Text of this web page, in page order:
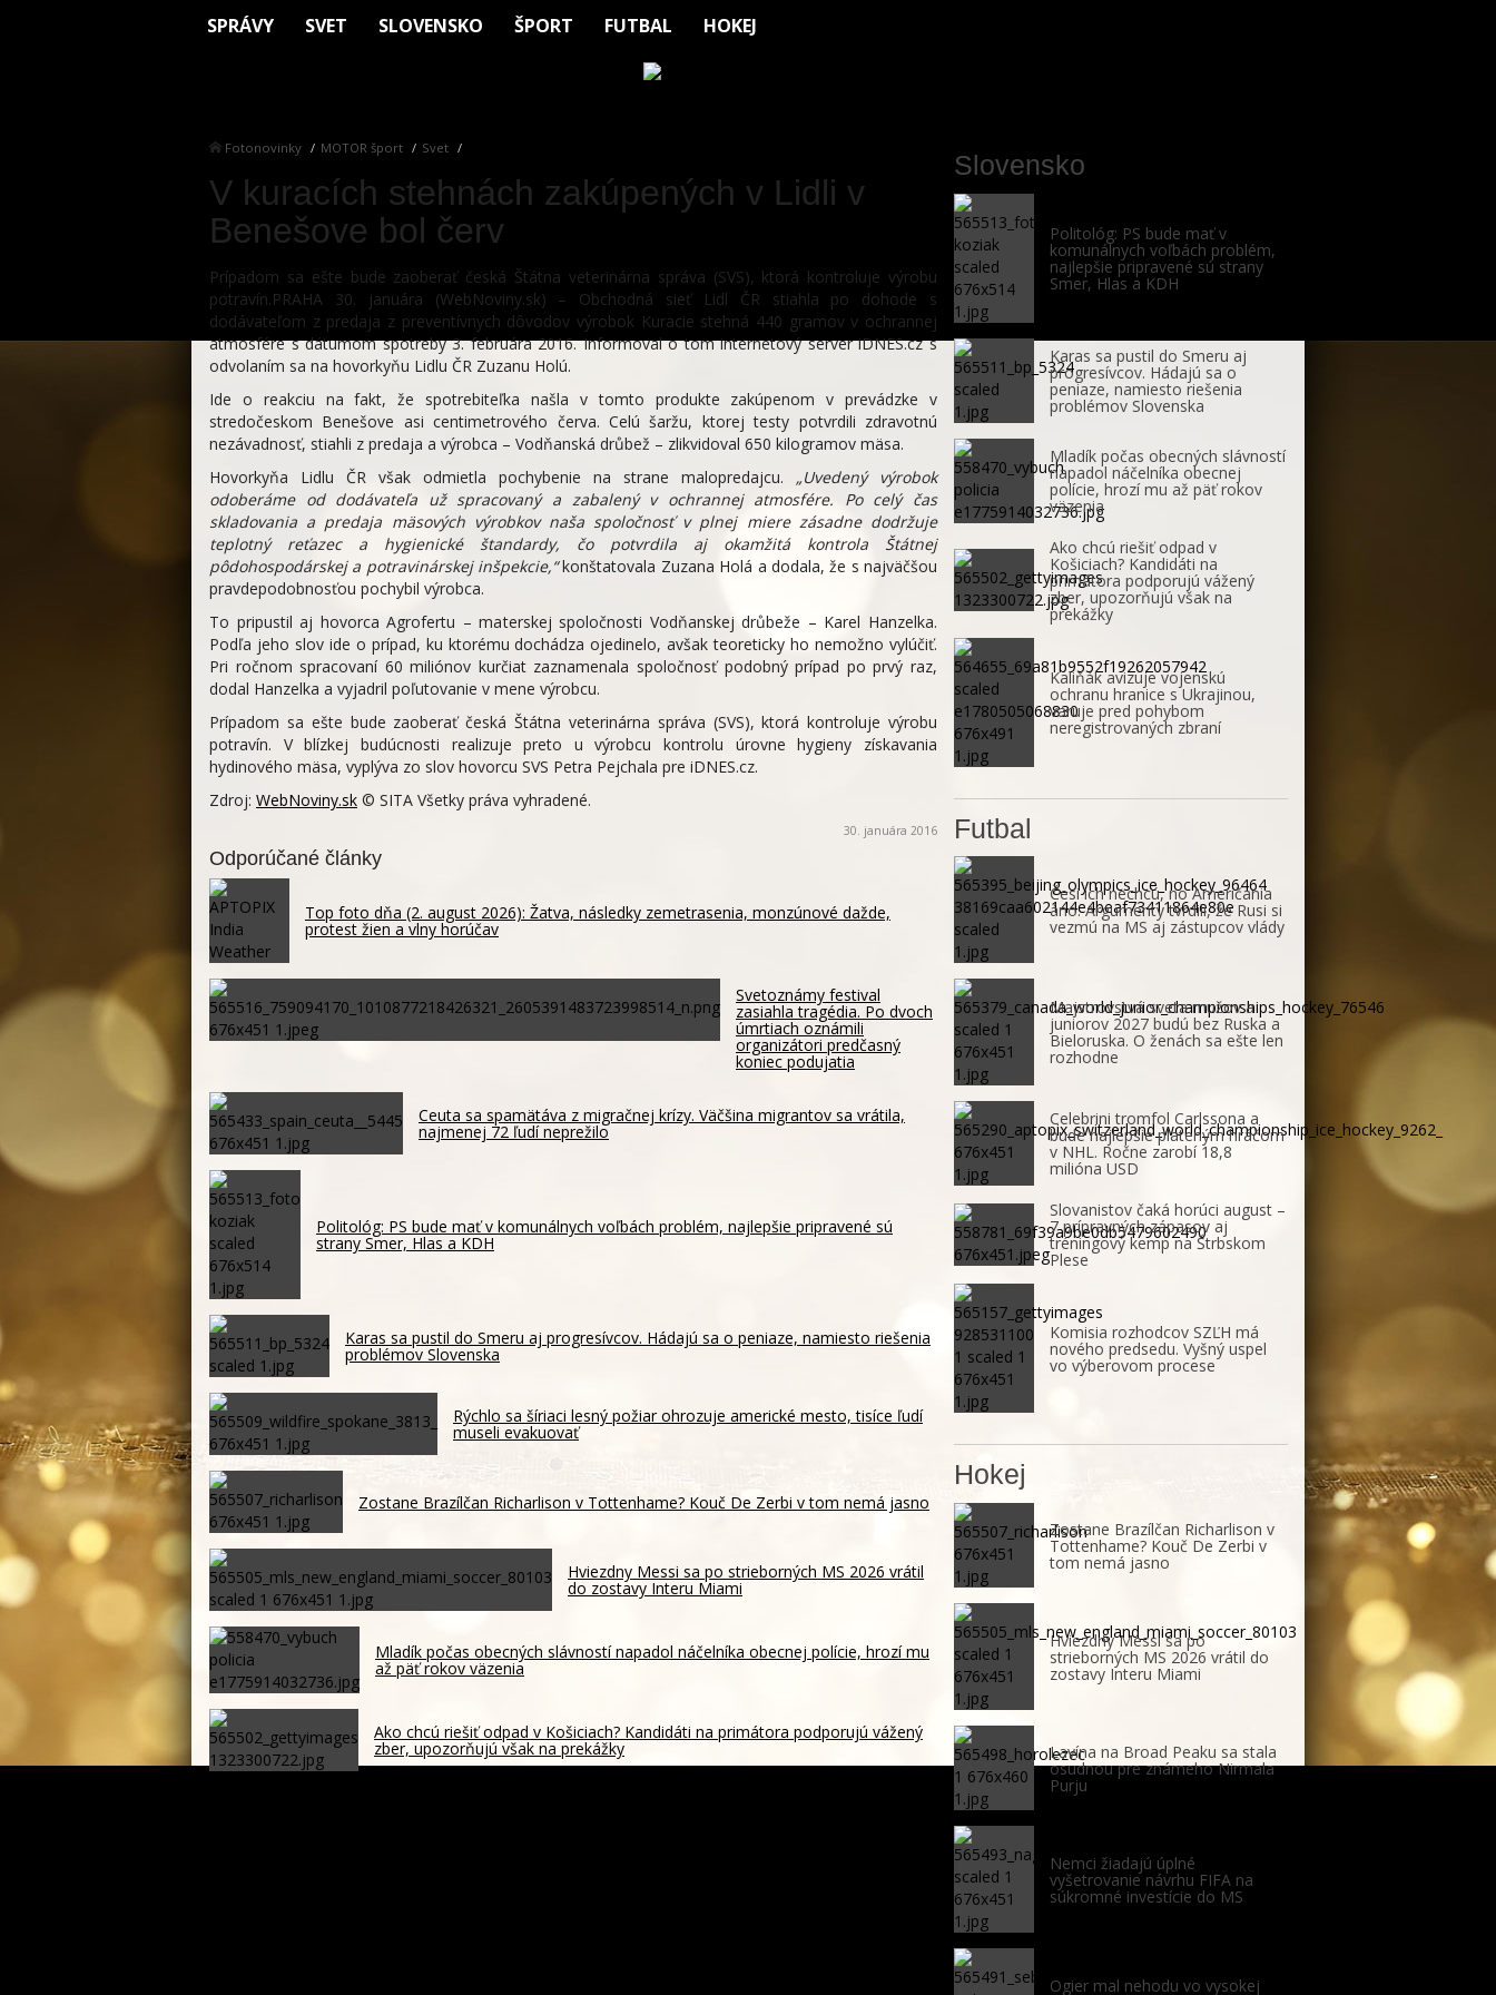
SPRÁVY SVET SLOVENSKO ŠPORT FUTBAL HOKEJ
Fotonovinky MOTOR šport Svet
V kuracích stehnách zakúpených v Lidli v
Benešove bol červ
Prípadom sa ešte bude zaoberať česká Štátna veterinárna správa (SVS), ktorá kontroluje výrobu
potravín.PRAHA 30. januára (WebNoviny.sk) – Obchodná sieť Lidl ČR stiahla po dohode s
dodávateľom z predaja z preventívnych dôvodov výrobok Kuracie stehná 440 gramov v ochrannej
atmosfére s dátumom spotreby 3. februára 2016. Informoval o tom internetový server iDNES.cz s
odvolaním sa na hovorkyňu Lidlu ČR Zuzanu Holú.
Ide o reakciu na fakt, že spotrebiteľka našla v tomto produkte zakúpenom v prevádzke v
stredočeskom Benešove asi centimetrového červa. Celú šaržu, ktorej testy potvrdili zdravotnú
nezávadnosť, stiahli z predaja a výrobca – Vodňanská drůbež – zlikvidoval 650 kilogramov mäsa.
Hovorkyňa Lidlu ČR však odmietla pochybenie na strane malopredajcu. „Uvedený výrobok
odoberáme od dodávateľa už spracovaný a zabalený v ochrannej atmosfére. Po celý čas
skladovania a predaja mäsových výrobkov naša spoločnosť v plnej miere zásadne dodržuje
teplotný reťazec a hygienické štandardy, čo potvrdila aj okamžitá kontrola Štátnej
pôdohospodárskej a potravinárskej inšpekcie,“konštatovala Zuzana Holá a dodala, že s najväčšou
pravdepodobnosťou pochybil výrobca.
To pripustil aj hovorca Agrofertu – materskej spoločnosti Vodňanskej drůbeže – Karel Hanzelka.
Podľa jeho slov ide o prípad, ku ktorému dochádza ojedinelo, avšak teoreticky ho nemožno vylúčiť.
Pri ročnom spracovaní 60 miliónov kurčiat zaznamenala spoločnosť podobný prípad po prvý raz,
dodal Hanzelka a vyjadril poľutovanie v mene výrobcu.
Prípadom sa ešte bude zaoberať česká Štátna veterinárna správa (SVS), ktorá kontroluje výrobu
potravín. V blízkej budúcnosti realizuje preto u výrobcu kontrolu úrovne hygieny získavania
hydinového mäsa, vyplýva zo slov hovorcu SVS Petra Pejchala pre iDNES.cz.
Zdroj: WebNoviny.sk © SITA Všetky práva vyhradené.
30. januára 2016
Odporúčané články
Top foto dňa (2. august 2026): Žatva, následky zemetrasenia, monzúnové dažde,
protest žien a vlny horúčav
Svetoznámy festival
zasiahla tragédia. Po dvoch
úmrtiach oznámili
organizátori predčasný
koniec podujatia
Ceuta sa spamätáva z migračnej krízy. Väčšina migrantov sa vrátila,
najmenej 72 ľudí neprežilo
Politológ: PS bude mať v komunálnych voľbách problém, najlepšie pripravené sú
strany Smer, Hlas a KDH
Karas sa pustil do Smeru aj progresívcov. Hádajú sa o peniaze, namiesto riešenia
problémov Slovenska
Rýchlo sa šíriaci lesný požiar ohrozuje americké mesto, tisíce ľudí
museli evakuovať
Zostane Brazílčan Richarlison v Tottenhame? Kouč De Zerbi v tom nemá jasno
Hviezdny Messi sa po strieborných MS 2026 vrátil
do zostavy Interu Miami
Mladík počas obecných slávností napadol náčelníka obecnej polície, hrozí mu
až päť rokov väzenia
Ako chcú riešiť odpad v Košiciach? Kandidáti na primátora podporujú vážený
zber, upozorňujú však na prekážky
Slovensko
Politológ: PS bude mať v
komunálnych voľbách problém,
najlepšie pripravené sú strany
Smer, Hlas a KDH
Karas sa pustil do Smeru aj
progresívcov. Hádajú sa o
peniaze, namiesto riešenia
problémov Slovenska
Mladík počas obecných slávností
napadol náčelníka obecnej
polície, hrozí mu až päť rokov
väzenia
Ako chcú riešiť odpad v
Košiciach? Kandidáti na
primátora podporujú vážený
zber, upozorňujú však na
prekážky
Kaliňák avizuje vojenskú
ochranu hranice s Ukrajinou,
varuje pred pohybom
neregistrovaných zbraní
Futbal
Česi ich nechcú, no Američania
áno. Argumenty tvrdili, že Rusi si
vezmú na MS aj zástupcov vlády
Majstrovstvá sveta mužov a
juniorov 2027 budú bez Ruska a
Bieloruska. O ženách sa ešte len
rozhodne
Celebrini tromfol Carlssona a
bude najlepšie plateným hráčom
v NHL. Ročne zarobí 18,8
milióna USD
Slovanistov čaká horúci august –
7 prípravných zápasov aj
tréningový kemp na Štrbskom
Plese
Komisia rozhodcov SZĽH má
nového predsedu. Vyšný uspel
vo výberovom procese
Hokej
Zostane Brazílčan Richarlison v
Tottenhame? Kouč De Zerbi v
tom nemá jasno
Hviezdny Messi sa po
strieborných MS 2026 vrátil do
zostavy Interu Miami
Lavína na Broad Peaku sa stala
osudnou pre známeho Nirmala
Purju
Nemci žiadajú úplné
vyšetrovanie návrhu FIFA na
súkromné investície do MS
Ogier mal nehodu vo vysokej